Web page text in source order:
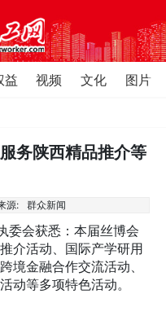
益 视频 文化
图片
务陕西精品推介等
源: 群众新闻
委会获悉：本届丝博会
介活动、国际产学研用
境金融合作交流活动、
动等多项特色活动。